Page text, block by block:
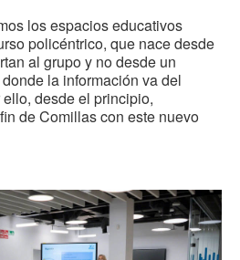
los espacios educativos
policéntrico, que nace desde
al grupo y no desde un
la información va del
desde el principio,
de Comillas con este nuevo